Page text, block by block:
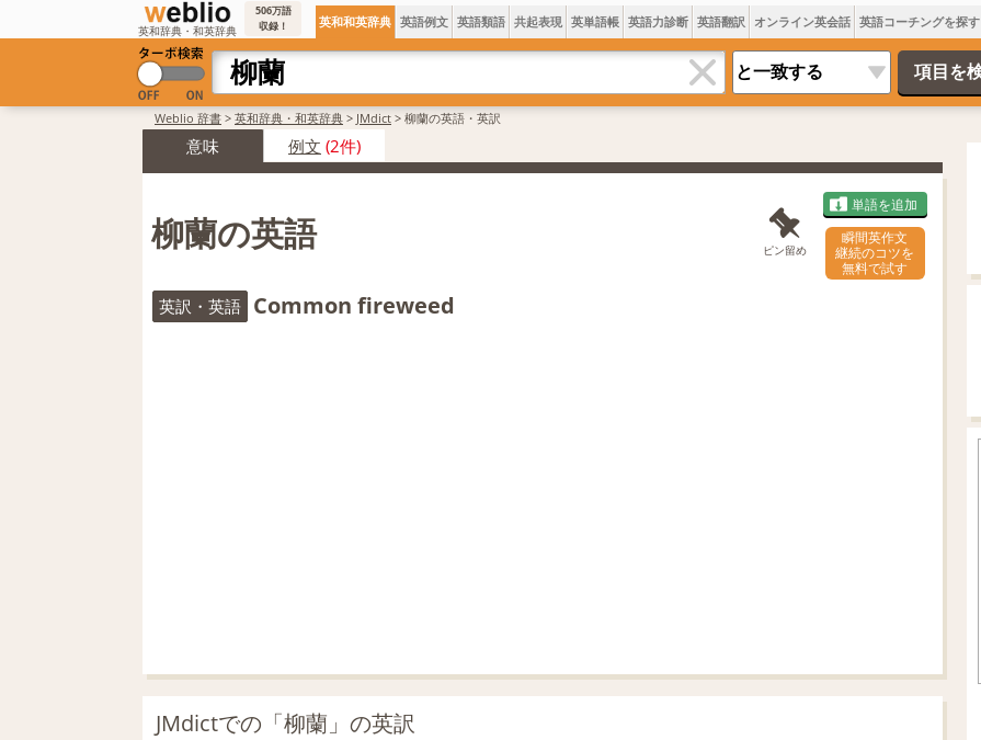
英和辞典・和英辞典
506万語
収録！
英和和英辞典 英語例文 英語類語 共起表現 英単語帳 英語力診断 英語翻訳 オンライン英会話 英語コーチングを探す
Weblio 辞書 > 英和辞典・和英辞典 > JMdict > 柳蘭の英語・英訳
意味 例文 (2件)
柳蘭の英語 ピン留め
単語を追加
瞬間英作文
継続のコツを
無料で試す
英訳・英語 Common fireweed
JMdictでの「柳蘭」の英訳